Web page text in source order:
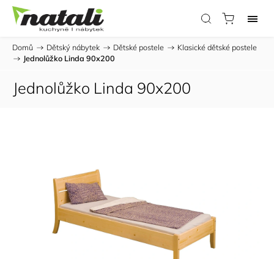
Domů / Dětský nábytek / Dětské postele /
Klasické dětské postele
/
Jednolůžko Linda 90x200
Jednolůžko Linda 90x200